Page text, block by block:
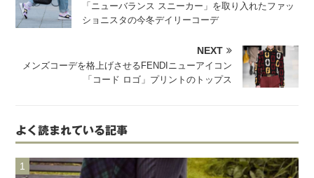
「ニューバランス スニーカー」を取り入れたファッ
ショニスタの今冬デイリーコーデ
NEXT
メンズコーデを格上げさせるFENDIニューアイコン
「コード ロゴ」プリントのトップス
よく読まれている記事